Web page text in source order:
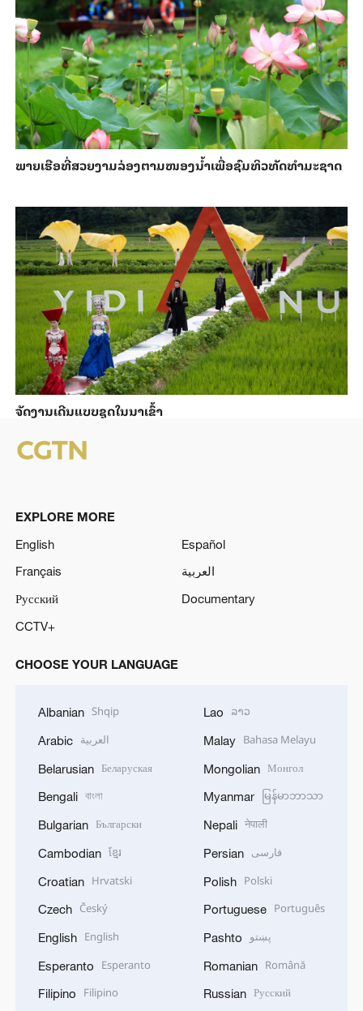
ພາຍ​ເຮືອທີ່​ສວຍ​ງາມ​ລ່ອງ​ຕາມ​​ໜອງນ້ຳ​​ເພື່ອ​ຊົມ​ທິວ​ທັດ​ທຳ​ມະ​ຊາດ
ຈັດງານເດີນແບບຊຸດໃນນາເຂົ້າ
EXPLORE MORE
English
Español
Français
العربية
Русский
Documentary
CCTV+
CHOOSE YOUR LANGUAGE
Albanian Shqip
Arabic العربية
Belarusian Беларуская
Bengali বাংলা
Bulgarian Български
Cambodian ខ្មែរ
Croatian Hrvatski
Czech Český
English English
Esperanto Esperanto
Filipino Filipino
Lao ລາວ
Malay Bahasa Melayu
Mongolian Монгол
Myanmar မြန်မာဘာသာ
Nepali नेपाली
Persian فارسی
Polish Polski
Portuguese Português
Pashto پښتو
Romanian Română
Russian Русский